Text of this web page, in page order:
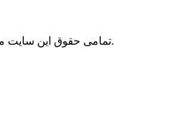
تمامی حقوق این سایت متعلق به نیک بدمینتون می باشد.